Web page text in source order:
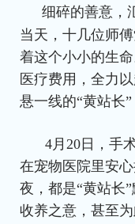
细碎的善意，
当天，十几位师
着这个小小的生
医疗费用，全力
悬一线的“黄站长
4月20日，手
在宠物医院里安
夜，都是“黄站长
收养之意，甚至